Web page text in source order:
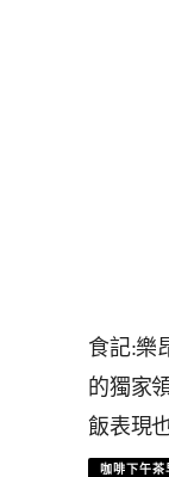
食記:樂
的獨家
飯表現
咖啡下午茶